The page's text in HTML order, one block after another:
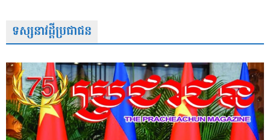
ទស្សនាវដ្តីប្រជាជន